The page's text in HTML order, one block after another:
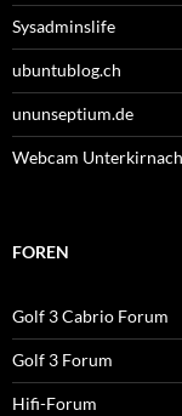
Sysadminslife
ubuntublog.ch
ununseptium.de
Webcam Unterkirnach
FOREN
Golf 3 Cabrio Forum
Golf 3 Forum
Hifi-Forum